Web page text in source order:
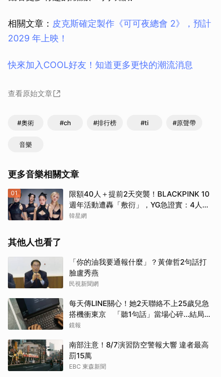
相關文章： 皮克斯確定製作《可可夜總會 2》，預計
2029 年上映！
快來加入COOL好友！知道更多更快的潮流消息
查看原始文章
#奧術 #ch #排行榜 #ti #原聲帶
音樂
更多音樂相關文章
01
限額40人＋提前2天突襲！BLACKPINK 10
週年活動遭轟「敷衍」，YG急證實：4人確
定完全體出席
韓星網
其他人也看了
「你的油我要通報什麼」？黃偉哲2句話打
臉盧秀燕
民視新聞網
每天傳LINE關心！她2天聯絡不上25歲兒急
搭機衝東京 「聽1句話」當場心碎...結局看
哭網
鏡報
南部注意！8/7演習防空警報大響 違者最高
罰15萬
EBC 東森新聞